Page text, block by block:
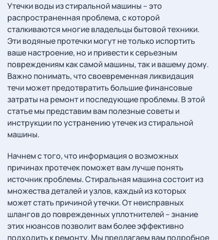
Утечки воды из стиральной машины – это
распространенная проблема, с которой
сталкиваются многие владельцы бытовой техники.
Эти водяные протечки могут не только испортить
ваше настроение, но и привести к серьезным
повреждениям как самой машины, так и вашему дому.
Важно понимать, что своевременная ликвидация
течи может предотвратить большие финансовые
затраты на ремонт и последующие проблемы. В этой
статье мы представим вам полезные советы и
инструкции по устранению утечек из стиральной
машины.
Начнем с того, что информация о возможных
причинах протечек поможет вам лучше понять
источник проблемы. Стиральная машина состоит из
множества деталей и узлов, каждый из которых
может стать причиной утечки. От неисправных
шлангов до поврежденных уплотнителей – знание
этих нюансов позволит вам более эффективно
подходить к ремонту. Мы предлагаем вам подробное